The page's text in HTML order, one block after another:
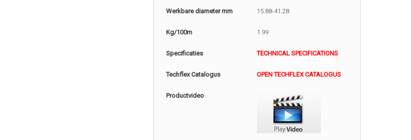
Werkbare diameter mm 15.88-41.28
Kg/100m 1.99
Specificaties TECHNICAL SPECIFICATIONS
Techflex Catalogus OPEN TECHFLEX CATALOGUS
Productvideo